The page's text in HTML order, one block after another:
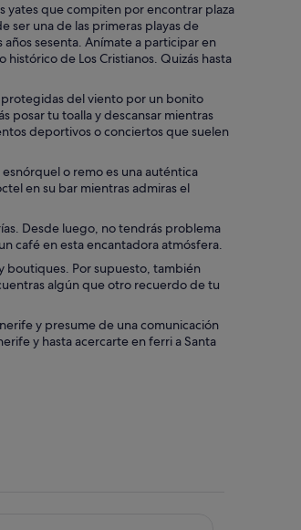
yates que compiten por encontrar plaza
ser una de las primeras playas de
sesenta. Anímate a participar en
de Los Cristianos. Quizás hasta
protegidas del viento por un bonito
posar tu toalla y descansar mientras
deportivos o conciertos que suelen
o remo es una auténtica
en su bar mientras admiras el
Desde luego, no tendrás problema
café en esta encantadora atmósfera.
boutiques. Por supuesto, también
algún que otro recuerdo de tu
y presume de una comunicación
y hasta acercarte en ferri a Santa